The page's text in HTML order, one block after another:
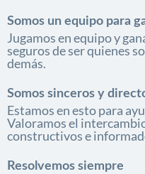
Somos un equipo para
Jugamos en equipo y
seguros de ser quienes
demás.
Somos sinceros y
Estamos en esto para
Valoramos el
constructivos e
Resolvemos siempre